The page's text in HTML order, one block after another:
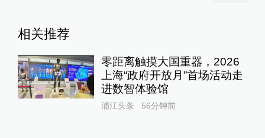
相关推荐
零距离触摸大国重器，2026
上海“政府开放月”首场活动走
进数智体验馆
浦江头条 56分钟前